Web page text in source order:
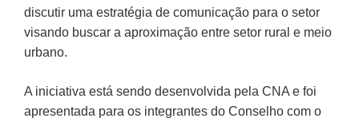
discutir uma estratégia de comunicação para o setor
visando buscar a aproximação entre setor rural e meio
urbano.
A iniciativa está sendo desenvolvida pela CNA e foi
apresentada para os integrantes do Conselho com o